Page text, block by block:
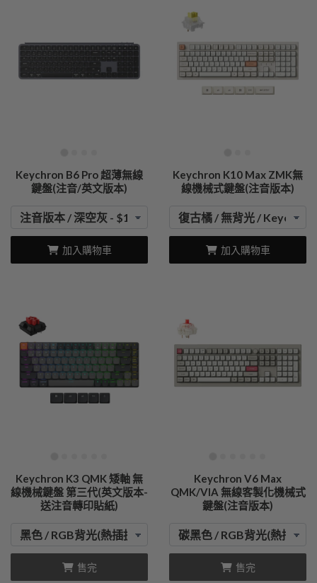
Keychron B6 Pro 超薄無線
鍵盤(注音/英文版本)
加入購物車
Keychron K10 Max ZMK無
線機械式鍵盤(注音版本)
加入購物車
Keychron K3 QMK 矮軸 無
線機械鍵盤 第三代(英文版本-
送注音轉印貼紙)
售完
Keychron V6 Max
QMK/VIA 無線客製化機械式
鍵盤(注音版本)
售完